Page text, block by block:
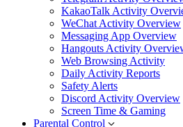
KakaoTalk Activity
WeChat Activity Overview
Messaging App Overview
Hangouts Activity
Web Browsing Activity
Daily Activity Reports
Safety Alerts
Discord Activity Overview
Screen Time & Gaming
Parental Control